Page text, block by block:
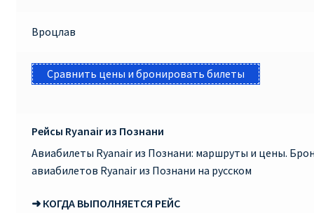
Вроцлав
Сравнить цены и бронировать билеты
Рейсы Ryanair из Познани
Авиабилеты Ryanair из Познани: маршруты и цены.
авиабилетов Ryanair из Познани на русском
➜ КОГДА ВЫПОЛНЯЕТСЯ РЕЙС